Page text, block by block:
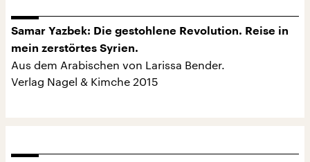
Samar Yazbek: Die gestohlene Revolution. Reise in
mein zerstörtes Syrien.
Aus dem Arabischen von Larissa Bender.
Verlag Nagel & Kimche 2015